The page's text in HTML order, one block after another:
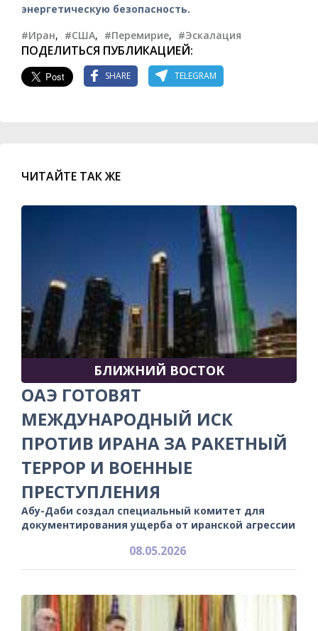
энергетическую безопасность.
#Иран, #США, #Перемирие, #Эскалация
ПОДЕЛИТЬСЯ ПУБЛИКАЦИЕЙ:
SHARE TELEGRAM
ЧИТАЙТЕ ТАК ЖЕ
БЛИЖНИЙ ВОСТОК
ОАЭ ГОТОВЯТ
МЕЖДУНАРОДНЫЙ ИСК
ПРОТИВ ИРАНА ЗА РАКЕТНЫЙ
ТЕРРОР И ВОЕННЫЕ
ПРЕСТУПЛЕНИЯ
Абу-Даби создал специальный комитет для
документирования ущерба от иранской агрессии
08.05.2026